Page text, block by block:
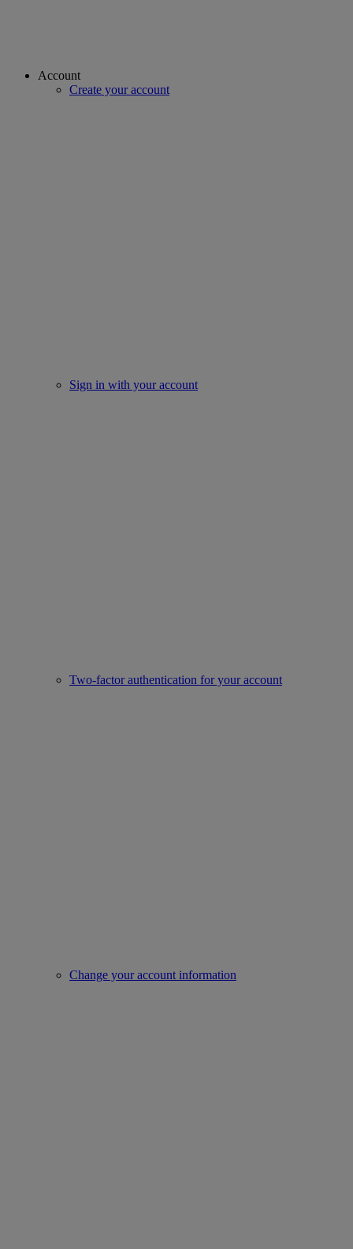
Account
Create your account
Sign in with your account
Two-factor authentication for your account
Change your account information